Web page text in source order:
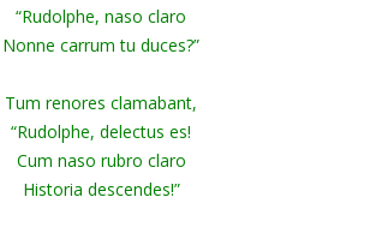
“Rudolphe, naso claro
Nonne carrum tu duces?”
Tum renores clamabant,
“Rudolphe, delectus es!
Cum naso rubro claro
Historia descendes!”